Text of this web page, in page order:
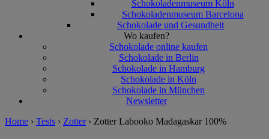
Schokoladenmuseum Köln
Schokoladenmuseum Barcelona
Schokolade und Gesundheit
Wo kaufen?
Schokolade online kaufen
Schokolade in Berlin
Schokolade in Hamburg
Schokolade in Köln
Schokolade in München
Newsletter
Home › Tests › Zotter › Zotter Labooko Madagaskar 100%